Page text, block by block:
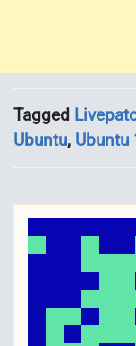
Tagged
Ubuntu, Ubuntu